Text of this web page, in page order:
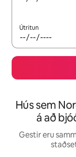
Útritun
Hús sem
á að
Gestir eru